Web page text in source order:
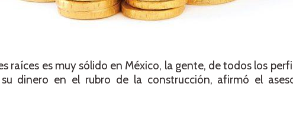
raíces es muy sólido en México, la gente, de todos los
dinero en el rubro de la construcción, afirmó el